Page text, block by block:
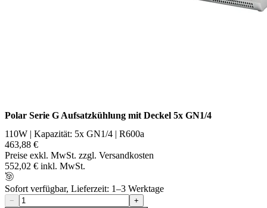
Polar Serie G Aufsatzkühlung mit Deckel 5x GN1/4
110W | Kapazität: 5x GN1/4 | R600a
463,88 €
Preise exkl. MwSt. zzgl. Versandkosten
552,02 € inkl. MwSt.
Sofort verfügbar, Lieferzeit: 1–3 Werktage
− +